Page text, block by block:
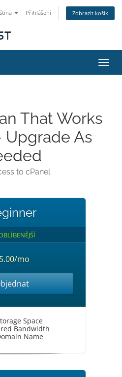
Přihlášení Zobrazit košík
That Works
Upgrade As
to cPanel
mo
Space
Bandwidth
Name